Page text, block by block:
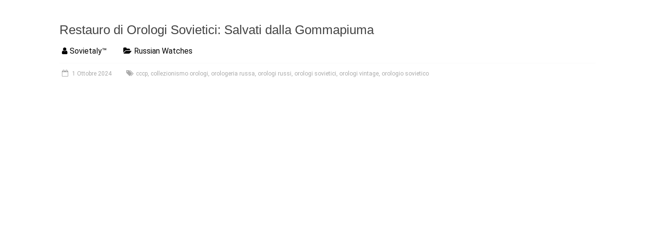
Restauro di Orologi Sovietici: Salvati dalla Gommapiuma
Sovietaly™ Russian Watches
1 Ottobre 2024 cccp, collezionismo orologi, orologeria russa, orologi russi, orologi sovietici, orologi vintage, orologio sovietico